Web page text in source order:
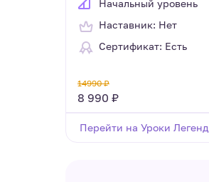
Начальный уровень
Наставник: Нет
Сертификат: Есть
14990 ₽
8 990 ₽
Перейти на Уроки Легенд